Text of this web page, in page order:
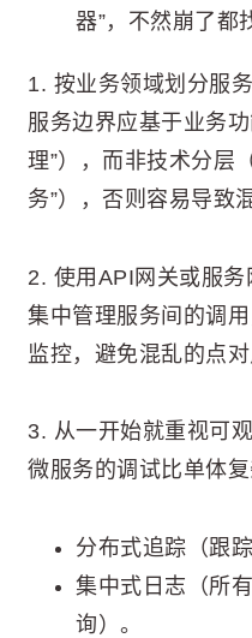
器”，不然崩了都
1. 按业务领域划分服
服务边界应基于业务
理”），而非技术分层
务”），否则容易导致
2. 使用API网关或服务
集中管理服务间的调
监控，避免混乱的点对
3. 从一开始就重视可
微服务的调试比单体复
分布式追踪（跟
集中式日志（所
询）。